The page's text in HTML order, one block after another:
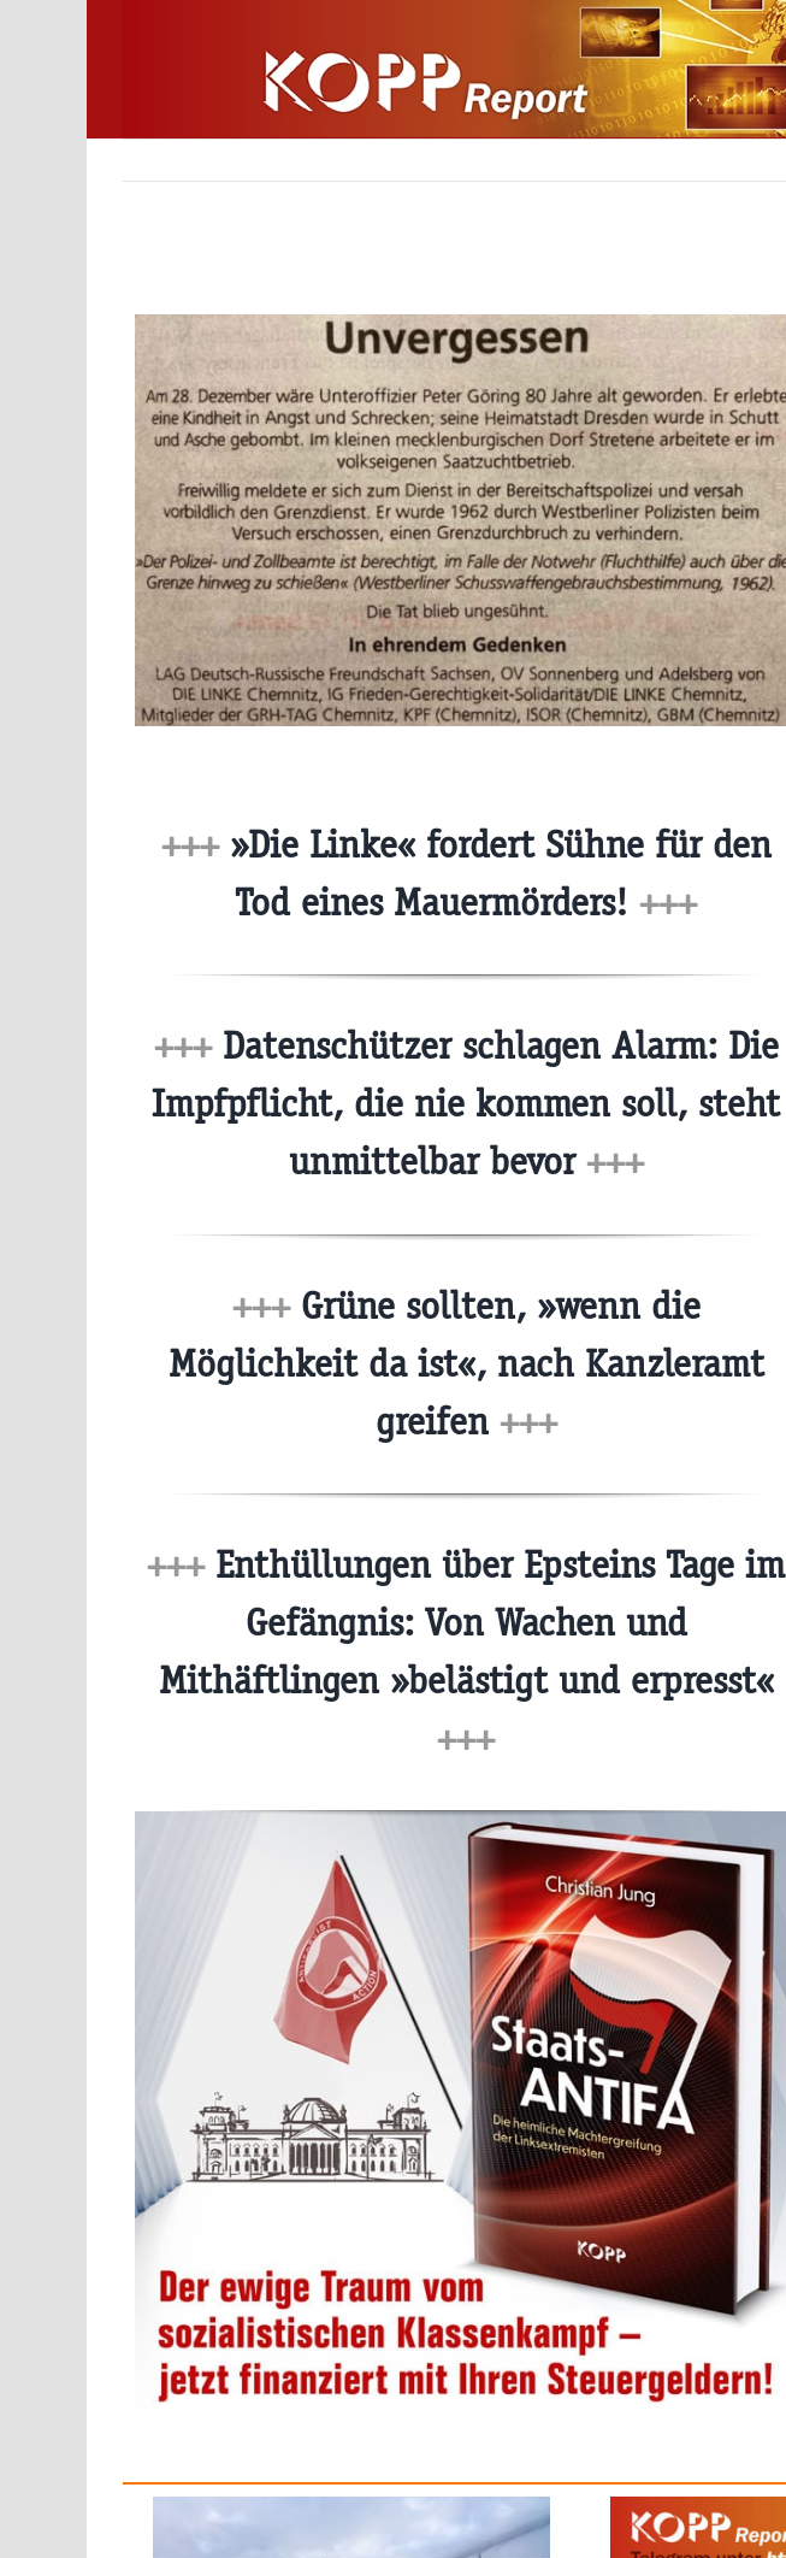
+++»Die Linke« fordert Sühne für den
Tod eines Mauermörders! +++
+++Datenschützer schlagen Alarm: Die
Impfpflicht, die nie kommen soll, steht
unmittelbar bevor+++
+++Grüne sollten, »wenn die
Möglichkeit da ist«, nach Kanzleramt
greifen +++
+++Enthüllungen über Epsteins Tage im
Gefängnis: Von Wachen und
Mithäftlingen »belästigt und erpresst«
+++